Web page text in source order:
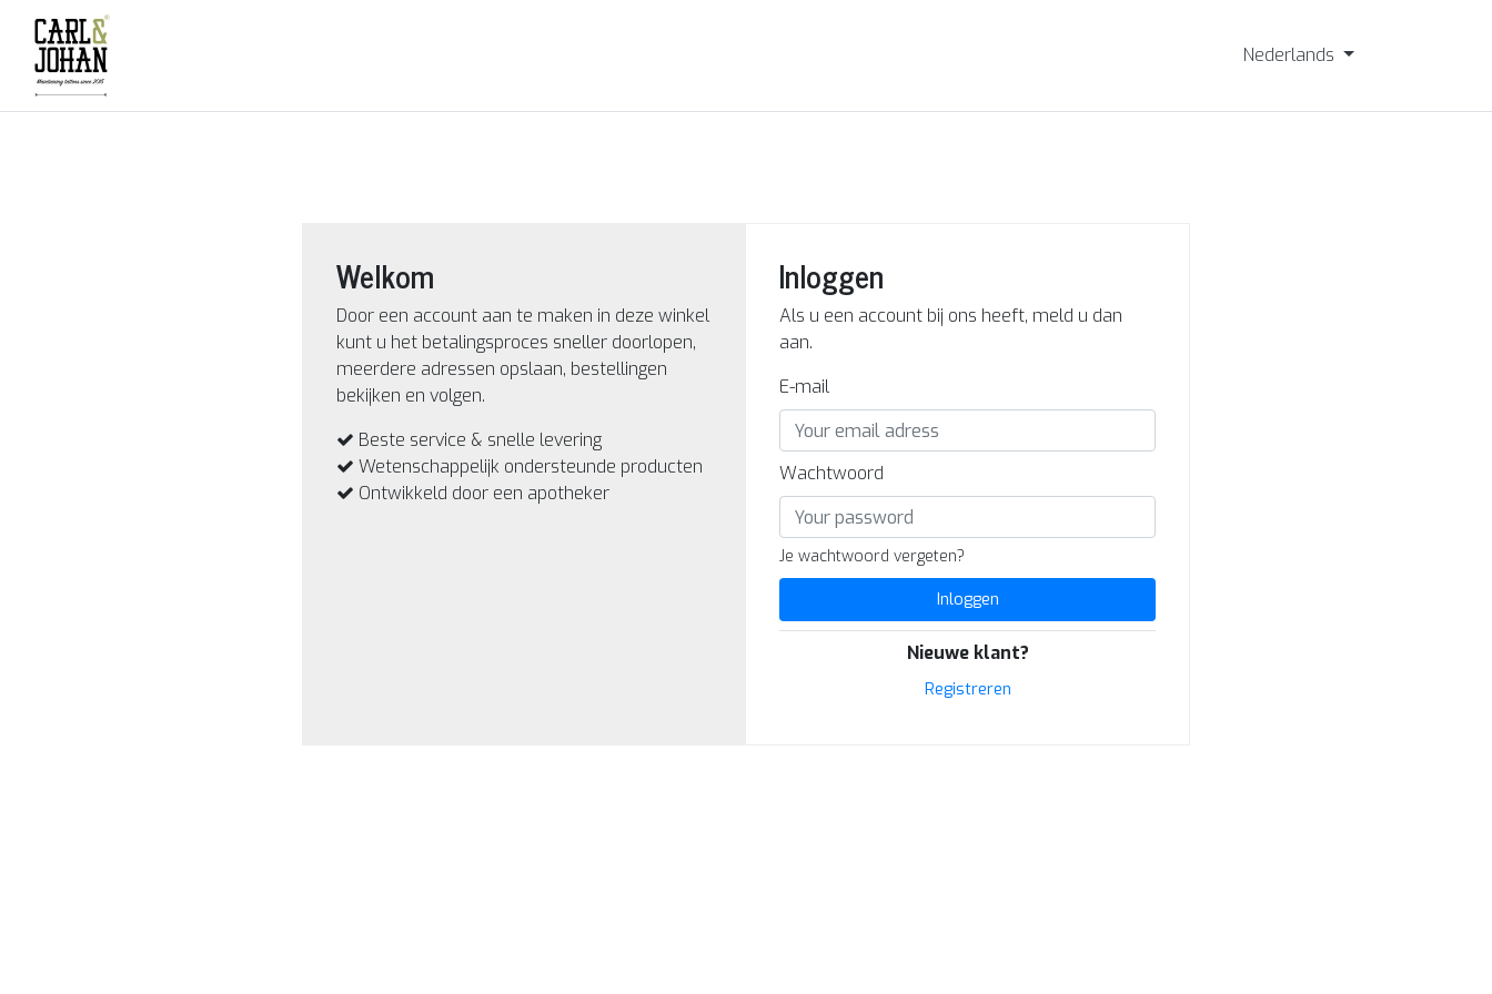
Nederlands
Welkom
Door een account aan te maken in deze winkel
kunt u het betalingsproces sneller doorlopen,
meerdere adressen opslaan, bestellingen
bekijken en volgen.
Beste service & snelle levering
Wetenschappelijk ondersteunde producten
Ontwikkeld door een apotheker
Inloggen
Als u een account bij ons heeft, meld u dan
aan.
E-mail
Wachtwoord
Je wachtwoord vergeten?
Inloggen
Nieuwe klant?
Registreren